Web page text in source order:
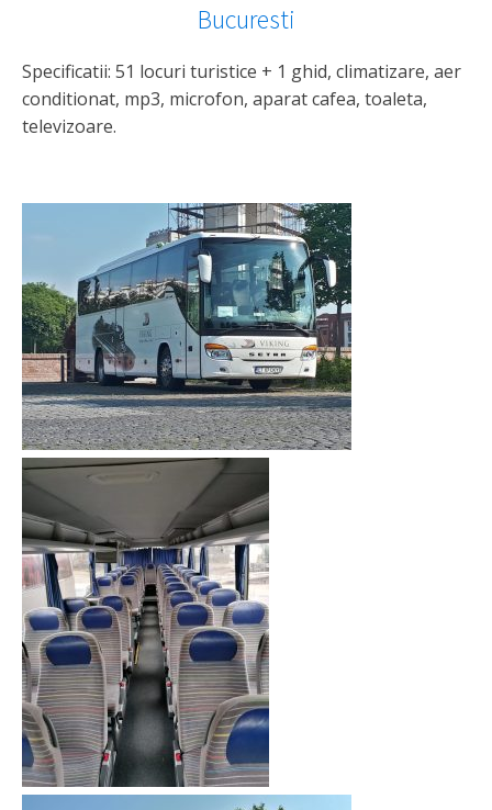
Bucuresti
Specificatii: 51 locuri turistice + 1 ghid, climatizare, aer
conditionat, mp3, microfon, aparat cafea, toaleta,
televizoare.